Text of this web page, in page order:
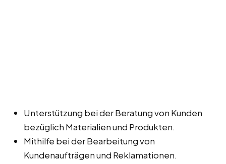
Unterstützung bei der Beratung von Kunden
bezüglich Materialien und Produkten.
Mithilfe bei der Bearbeitung von
Kundenaufträgen und Reklamationen.